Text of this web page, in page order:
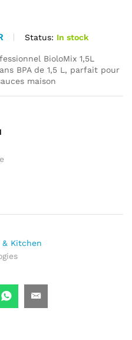
Status: In stock
BioloMix 1,5L
BPA de 1,5 L, parfait pour
maison
& Kitchen